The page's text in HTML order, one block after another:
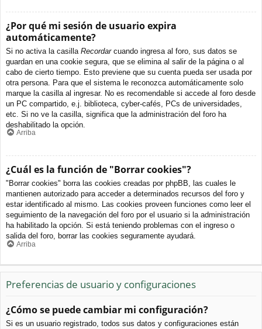
¿Por qué mi sesión de usuario expira
automáticamente?
Si no activa la casilla Recordarcuando ingresa al foro, sus datos se
guardan en una cookie segura, que se elimina al salir de la página o al
cabo de cierto tiempo. Esto previene que su cuenta pueda ser usada por
otra persona. Para que el sistema le reconozca automáticamente solo
marque la casilla al ingresar. No es recomendable si accede al foro desde
un PC compartido, e.j. biblioteca, cyber-cafés, PCs de universidades,
etc. Si no ve la casilla, significa que la administración del foro ha
deshabilitado la opción.
Arriba
¿Cuál es la función de "Borrar cookies"?
"Borrar cookies" borra las cookies creadas por phpBB, las cuales le
mantienen autorizado para acceder a determinados recursos del foro y
estar identificado al mismo. Las cookies proveen funciones como leer el
seguimiento de la navegación del foro por el usuario si la administración
ha habilitado la opción. Si está teniendo problemas con el ingreso o
salida del foro, borrar las cookies seguramente ayudará.
Arriba
Preferencias de usuario y configuraciones
¿Cómo se puede cambiar mi configuración?
Si es un usuario registrado, todos sus datos y configuraciones están